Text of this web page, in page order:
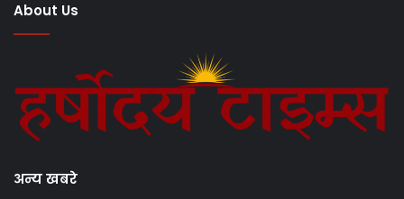
About Us
अन्य खबरे